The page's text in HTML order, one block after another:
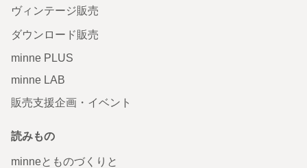
ヴィンテージ販売
ダウンロード販売
minne PLUS
minne LAB
販売支援企画・イベント
読みもの
minneとものづくりと